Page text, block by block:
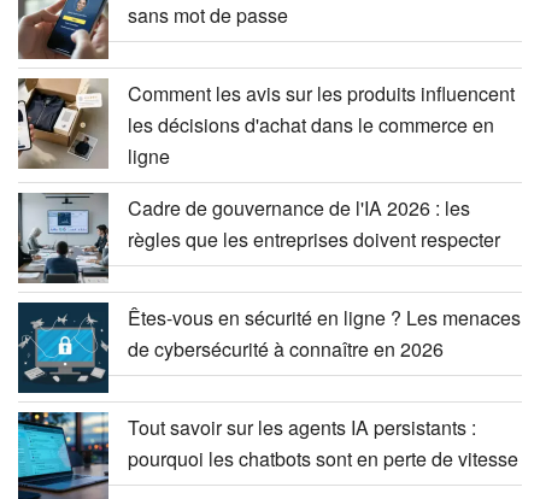
sans mot de passe
Comment les avis sur les produits influencent
les décisions d'achat dans le commerce en
ligne
Cadre de gouvernance de l'IA 2026 : les
règles que les entreprises doivent respecter
Êtes-vous en sécurité en ligne ? Les menaces
de cybersécurité à connaître en 2026
Tout savoir sur les agents IA persistants :
pourquoi les chatbots sont en perte de vitesse